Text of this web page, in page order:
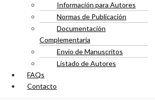
Información para Autores
Normas de Publicación
Documentación
Complementaria
Envío de Manuscritos
Listado de Autores
FAQs
Contacto